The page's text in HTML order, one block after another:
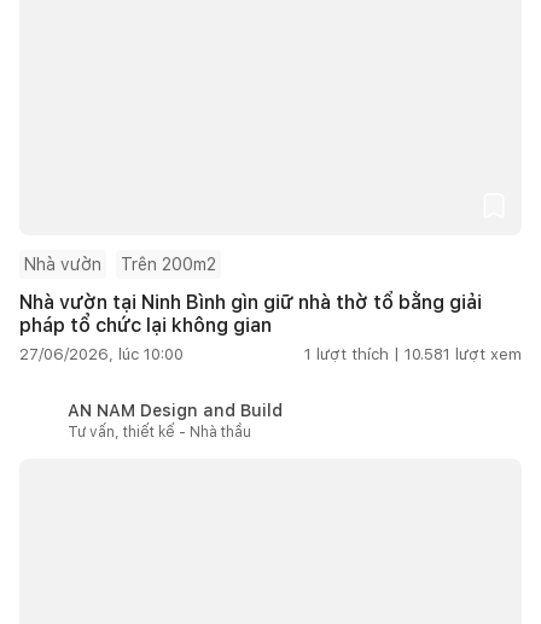
Nhà vườn Trên 200m2
Nhà vườn tại Ninh Bình gìn giữ nhà thờ tổ bằng giải
pháp tổ chức lại không gian
27/06/2026, lúc 10:00 1 lượt thích | 10.581 lượt xem
AN NAM Design and Build
Tư vấn, thiết kế - Nhà thầu